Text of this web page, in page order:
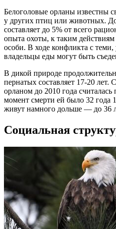
Белоголовые орланы известны
у других птиц или животных.
составляет до 5% от всего
опыта охоты, к таким
особи. В ходе конфликта с
владельцы еды могут быть
В дикой природе
пернатых составляет 17-20
орланом до 2010 года
момент смерти ей было 32 года
живут намного дольше — до 36
Социальная